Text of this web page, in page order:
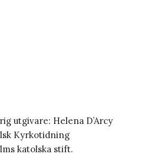
utgivare: Helena D’Arcy
Kyrkotidning
katolska stift.